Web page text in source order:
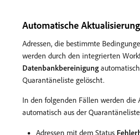
Automatische
Adressen, die bestimmte
werden durch den integrierten
Datenbankbereinigung
Quarantäneliste gelöscht.
In den folgenden Fällen werden die
automatisch aus der
Adressen mit dem Status